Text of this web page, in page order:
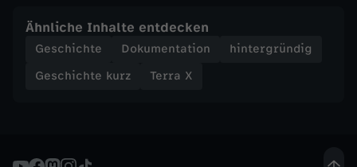
t
i
Ähnliche Inhalte entdecken
Geschichte Dokumentation
hintergründig
Geschichte kurz
Terra X